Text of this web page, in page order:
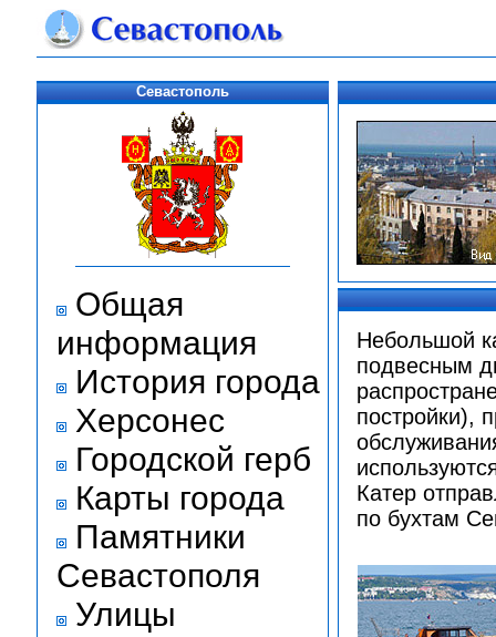
Севастополь
Общая
информация
История города
Херсонес
Городской герб
Карты города
Памятники
Севастополя
Улицы
Небольшой
подвесным
постройки),
Катер
по бухтам